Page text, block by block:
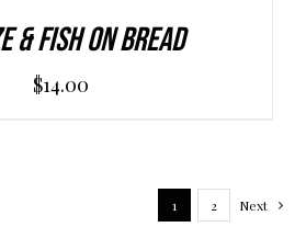
& Fish On Bread
$14.00
1 2 Next